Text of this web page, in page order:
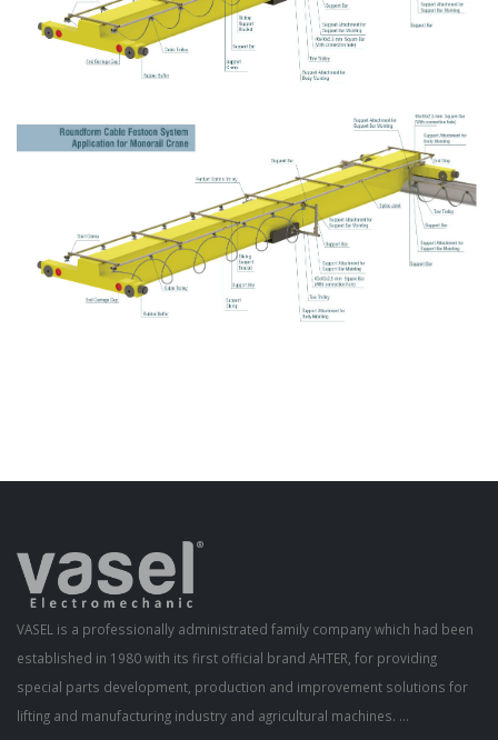
VASEL is a professionally administrated family company which had been
established in 1980 with its first official brand AHTER, for providing
special parts development, production and improvement solutions for
lifting and manufacturing industry and agricultural machines. ...